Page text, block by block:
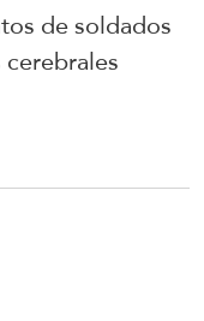
de soldados